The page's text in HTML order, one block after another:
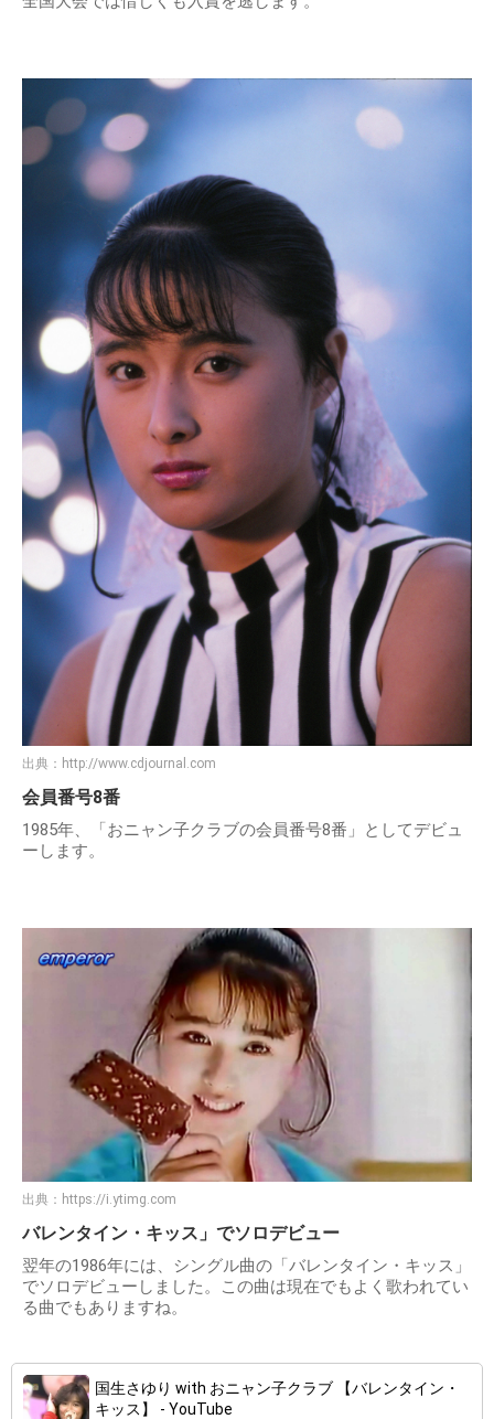
出典： http://www.cdjournal.com
会員番号8番
1985年、「おニャン子クラブの会員番号8番」としてデビュ
ーします。
出典： https://i.ytimg.com
バレンタイン・キッス」でソロデビュー
翌年の1986年には、シングル曲の「バレンタイン・キッス」
でソロデビューしました。この曲は現在でもよく歌われてい
る曲でもありますね。
国生さゆり with おニャン子クラブ 【バレンタイン・
キッス】 - YouTube